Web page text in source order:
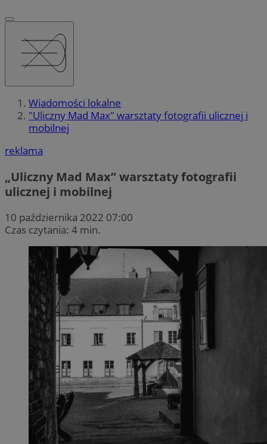
Wiadomości lokalne
"Uliczny Mad Max" warsztaty fotografii ulicznej i
mobilnej
reklama
„Uliczny Mad Max” warsztaty fotografii
ulicznej i mobilnej
10 października 2022 07:00
Czas czytania: 4 min.